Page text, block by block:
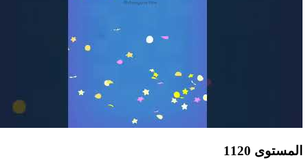
المستوى 1120